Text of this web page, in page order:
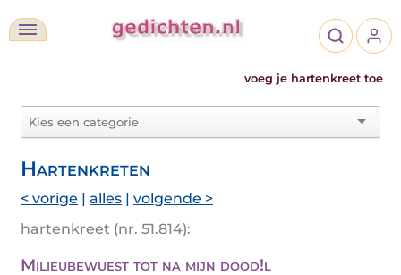
voeg je hartenkreet toe
Hartenkreten
< vorige | alles | volgende >
hartenkreet (nr. 51.814):
Milieubewuest tot na mijn dood!l